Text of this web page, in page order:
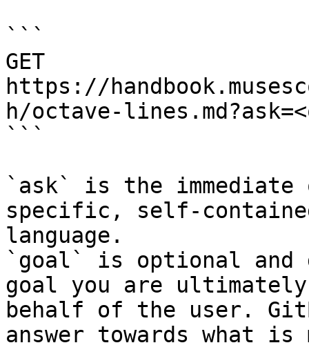
```
GET
https://
h/octave-
```
`ask` is the
specific, self-
language.
`goal` is optional and
goal you are
behalf of the user.
answer towards what